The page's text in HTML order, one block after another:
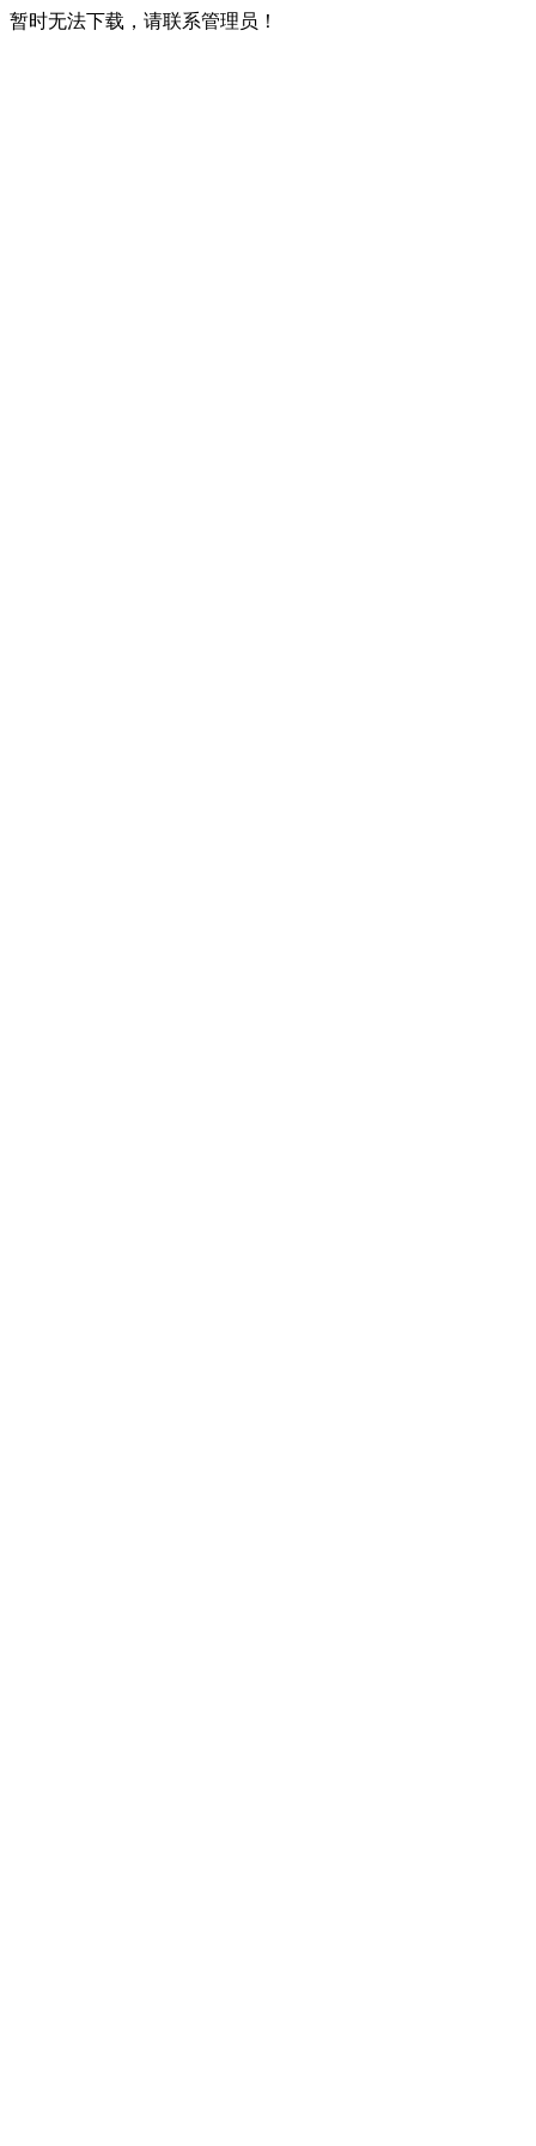
暂时无法下载，请联系管理员！